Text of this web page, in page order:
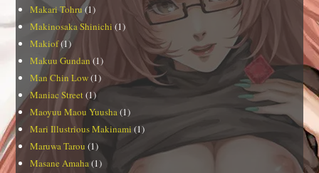
Makari Tohru(1)
Makinosaka Shinichi (1)
Makiof(1)
Makuu Gundan(1)
Man Chin Low(1)
Maniac Street(1)
Maoyuu Maou Yuusha(1)
Mari Illustrious Makinami (1)
Maruwa Tarou (1)
Masane Amaha(1)